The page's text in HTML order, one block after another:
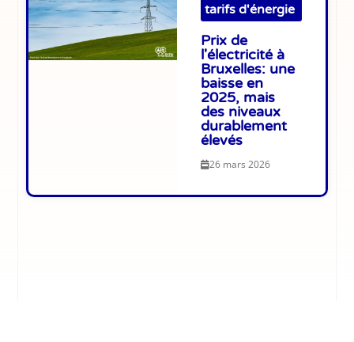
tarifs d'énergie
Prix de
l'électricité à
Bruxelles: une
baisse en
2025, mais
des niveaux
durablement
élevés
26 mars 2026